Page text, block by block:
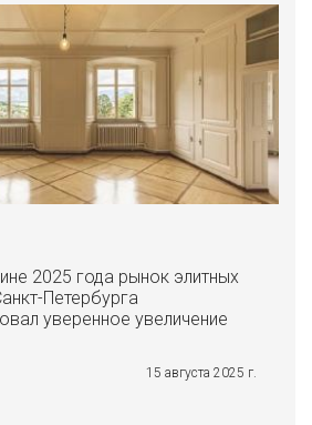
2025 года рынок элитных
Петербурга
уверенное увеличение
15 августа 2025 г.